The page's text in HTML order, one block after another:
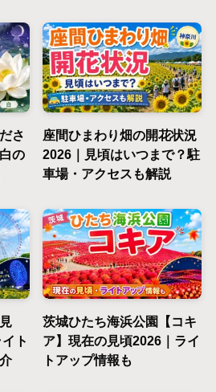
さ
の
座間ひまわり畑の開花状況
2026｜見頃はいつまで？駐
車場・アクセスも解説
ト
茨城ひたち海浜公園【コキ
ア】現在の見頃2026｜ライ
トアップ情報も